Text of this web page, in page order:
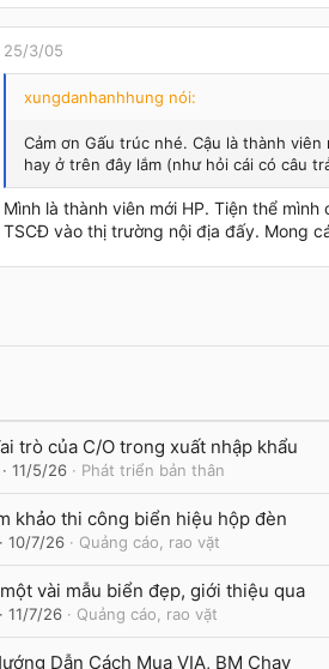
25/3/05
xungdanhanhhung nói:
Cảm ơn Gấu trúc nhé. Cậu là thành
hay ở trên đây lắm (như hỏi cái có câu
Mình là thành viên mới HP. Tiện thể
TSCĐ vào thị trường nội địa đấy. Mong
trò của C/O trong xuất nhập khẩu
11/5/26 Phát triển bản thân
khảo thi công biển hiệu hộp đèn
10/7/26 Quảng cáo, rao vặt
vài mẫu biển đẹp, giới thiệu qua
11/7/26 Quảng cáo, rao vặt
Dẫn Cách Mua VIA, BM Chạy